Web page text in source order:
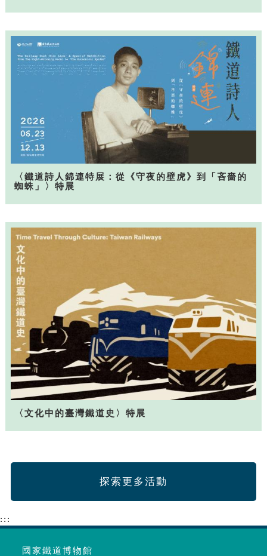
〈鐵道詩人錦連特展：從《守夜的壁虎》到「吝嗇的
蜘蛛」〉特展
〈文化中的臺灣鐵道史〉特展
探索更多活動
:::
國家鐵道博物館